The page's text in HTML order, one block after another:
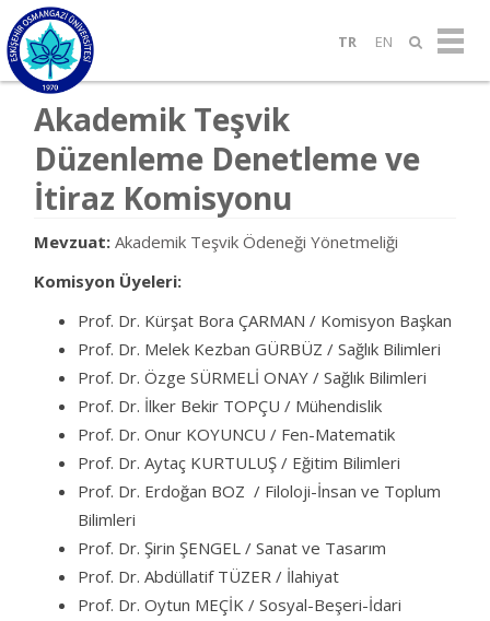
TR EN
Akademik Teşvik
Düzenleme Denetleme ve
İtiraz Komisyonu
Mevzuat: Akademik Teşvik Ödeneği Yönetmeliği
Komisyon Üyeleri:
Prof. Dr. Kürşat Bora ÇARMAN / Komisyon Başkan
Prof. Dr. Melek Kezban GÜRBÜZ / Sağlık Bilimleri
Prof. Dr. Özge SÜRMELİ ONAY / Sağlık Bilimleri
Prof. Dr. İlker Bekir TOPÇU / Mühendislik
Prof. Dr. Onur KOYUNCU / Fen-Matematik
Prof. Dr. Aytaç KURTULUŞ / Eğitim Bilimleri
Prof. Dr. Erdoğan BOZ / Filoloji-İnsan ve Toplum
Bilimleri
Prof. Dr. Şirin ŞENGEL / Sanat ve Tasarım
Prof. Dr. Abdüllatif TÜZER / İlahiyat
Prof. Dr. Oytun MEÇİK / Sosyal-Beşeri-İdari